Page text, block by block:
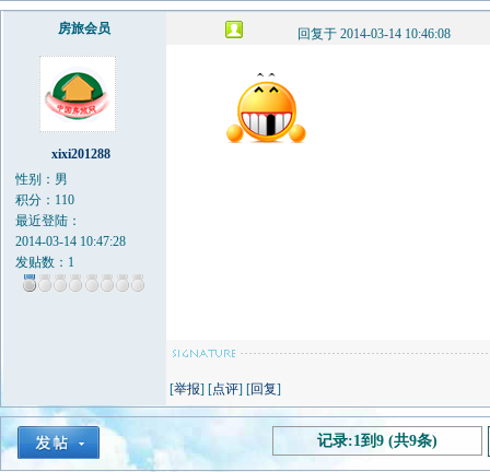
房旅会员 回复于 2014-03-14 10:46:08
xixi201288
性别：男
积分：110
最近登陆：
2014-03-14 10:47:28
发贴数：1
[举报] [点评] [回复]
记录:1到9 (共9条)